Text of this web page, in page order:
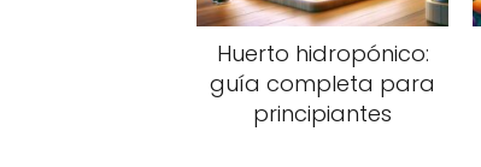
Huerto hidropónico:
guía completa para
principiantes